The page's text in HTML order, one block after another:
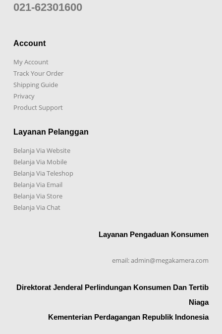
021-62301600
Account
My Account
Track Your Order
Shipping Guide
Privacy
Product Support
Layanan Pelanggan
Belanja Via Website
Belanja Via Mobile
Belanja Via Teleshop
Belanja Via Email
Belanja Via Store
Belanja Via Chat
Layanan Pengaduan Konsumen
email: admin@megakamera.com
Direktorat Jenderal Perlindungan Konsumen Dan Tertib
Niaga
Kementerian Perdagangan Republik Indonesia